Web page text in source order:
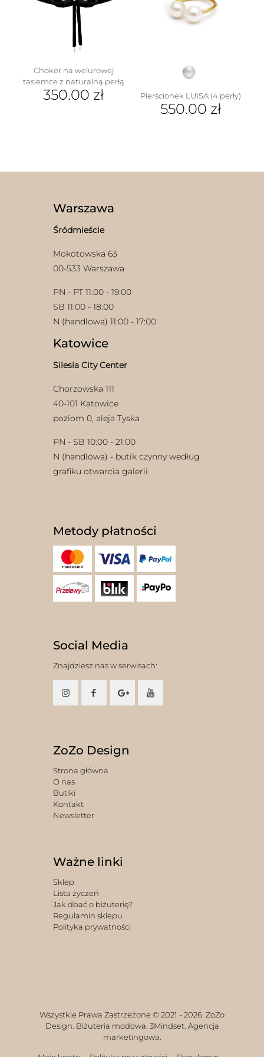
można
wybrać
na
stronie
produktu
można
wybrać
Choker na welurowej
tasiemce z naturalną perłą
350.00 zł Pierścionek LUISA (4 perły)
550.00 zł
Warszawa
Śródmieście
Mokotowska 63
00-533 Warszawa
PN - PT 11:00 - 19:00
SB 11:00 - 18:00
N (handlowa) 11:00 - 17:00
Katowice
Silesia City Center
Chorzowska 111
40-101 Katowice
poziom 0, aleja Tyska
PN - SB 10:00 - 21:00
N (handlowa) - butik czynny według
grafiku otwarcia galerii
Metody płatności
Social Media
Znajdziesz nas w serwisach:
ZoZo Design
Strona główna
O nas
Butiki
Kontakt
Newsletter
Ważne linki
Sklep
Lista życzeń
Jak dbać o biżuterię?
Regulamin sklepu
Polityka prywatności
Wszystkie Prawa Zastrzeżone © 2021 - 2026. ZoZo
Design. Biżuteria modowa. 3Mindset. Agencja
marketingowa.